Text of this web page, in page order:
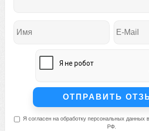
Я согласен на обработку персональных данных
РФ.